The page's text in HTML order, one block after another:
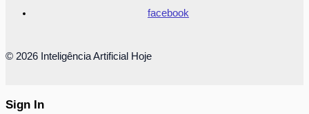
facebook
© 2026 Inteligência Artificial Hoje
Sign In